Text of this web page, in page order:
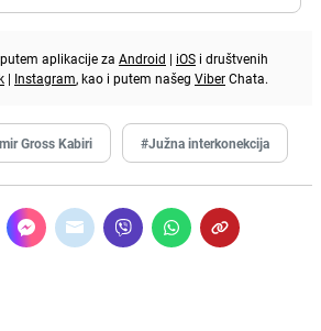
aplikacije za Android | iOS i društvenih
| Instagram, kao i putem našeg ViberChata.
Gross Kabiri #Južna interkonekcija